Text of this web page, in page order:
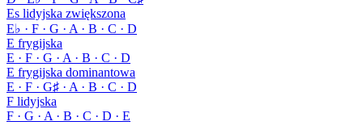
Es lidyjska zwiększona
E♭ · F · G · A · B · C · D
E frygijska
E · F · G · A · B · C · D
E frygijska dominantowa
E · F · G♯ · A · B · C · D
F lidyjska
F · G · A · B · C · D · E